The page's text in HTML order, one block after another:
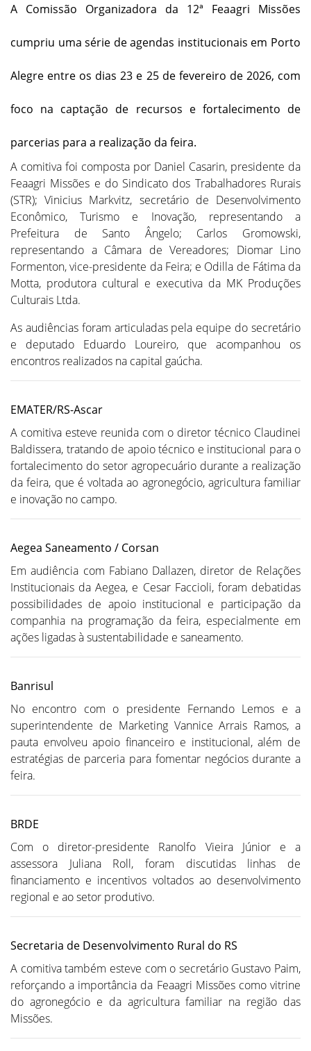
A Comissão Organizadora da 12ª Feaagri Missões
cumpriu uma série de agendas institucionais em Porto
Alegre entre os dias 23 e 25 de fevereiro de 2026, com
foco na captação de recursos e fortalecimento de
parcerias para a realização da feira.
A comitiva foi composta por Daniel Casarin, presidente da
Feaagri Missões e do Sindicato dos Trabalhadores Rurais
(STR); Vinicius Markvitz, secretário de Desenvolvimento
Econômico, Turismo e Inovação, representando a
Prefeitura de Santo Ângelo; Carlos Gromowski,
representando a Câmara de Vereadores; Diomar Lino
Formenton, vice-presidente da Feira; e Odilla de Fátima da
Motta, produtora cultural e executiva da MK Produções
Culturais Ltda.
As audiências foram articuladas pela equipe do secretário
e deputado Eduardo Loureiro, que acompanhou os
encontros realizados na capital gaúcha.
EMATER/RS-Ascar
A comitiva esteve reunida com o diretor técnico Claudinei
Baldissera, tratando de apoio técnico e institucional para o
fortalecimento do setor agropecuário durante a realização
da feira, que é voltada ao agronegócio, agricultura familiar
e inovação no campo.
Aegea Saneamento / Corsan
Em audiência com Fabiano Dallazen, diretor de Relações
Institucionais da Aegea, e Cesar Faccioli, foram debatidas
possibilidades de apoio institucional e participação da
companhia na programação da feira, especialmente em
ações ligadas à sustentabilidade e saneamento.
Banrisul
No encontro com o presidente Fernando Lemos e a
superintendente de Marketing Vannice Arrais Ramos, a
pauta envolveu apoio financeiro e institucional, além de
estratégias de parceria para fomentar negócios durante a
feira.
BRDE
Com o diretor-presidente Ranolfo Vieira Júnior e a
assessora Juliana Roll, foram discutidas linhas de
financiamento e incentivos voltados ao desenvolvimento
regional e ao setor produtivo.
Secretaria de Desenvolvimento Rural do RS
A comitiva também esteve com o secretário Gustavo Paim,
reforçando a importância da Feaagri Missões como vitrine
do agronegócio e da agricultura familiar na região das
Missões.